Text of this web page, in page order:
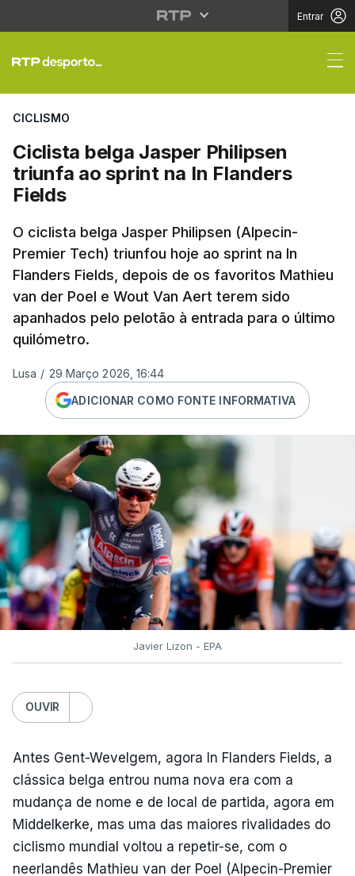
Entrar
Ciclista belga Jasper
CICLISMO
Ciclista belga Jasper Philipsen
triunfa ao sprint na In Flanders
Fields
O ciclista belga Jasper Philipsen (Alpecin-
Premier Tech) triunfou hoje ao sprint na In
Flanders Fields, depois de os favoritos Mathieu
van der Poel e Wout Van Aert terem sido
apanhados pelo pelotão à entrada para o último
quilómetro.
Lusa / 29 Março 2026, 16:44
ADICIONAR COMO FONTE INFORMATIVA
Javier Lizon - EPA
OUVIR
Antes Gent-Wevelgem, agora In Flanders Fields, a
clássica belga entrou numa nova era com a
mudança de nome e de local de partida, agora em
Middelkerke, mas uma das maiores rivalidades do
ciclismo mundial voltou a repetir-se, com o
neerlandês Mathieu van der Poel (Alpecin-Premier